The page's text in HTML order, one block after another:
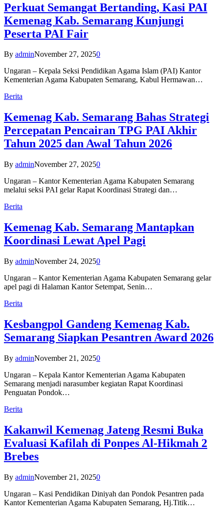
Perkuat Semangat Bertanding, Kasi PAI
Kemenag Kab. Semarang Kunjungi
Peserta PAI Fair
By adminNovember 27, 20250
Ungaran – Kepala Seksi Pendidikan Agama Islam (PAI) Kantor
Kementerian Agama Kabupaten Semarang, Kabul Hermawan…
Berita
Kemenag Kab. Semarang Bahas Strategi
Percepatan Pencairan TPG PAI Akhir
Tahun 2025 dan Awal Tahun 2026
By adminNovember 27, 20250
Ungaran – Kantor Kementerian Agama Kabupaten Semarang
melalui seksi PAI gelar Rapat Koordinasi Strategi dan…
Berita
Kemenag Kab. Semarang Mantapkan
Koordinasi Lewat Apel Pagi
By adminNovember 24, 20250
Ungaran – Kantor Kementerian Agama Kabupaten Semarang gelar
apel pagi di Halaman Kantor Setempat, Senin…
Berita
Kesbangpol Gandeng Kemenag Kab.
Semarang Siapkan Pesantren Award 2026
By adminNovember 21, 20250
Ungaran – Kepala Kantor Kementerian Agama Kabupaten
Semarang menjadi narasumber kegiatan Rapat Koordinasi
Penguatan Pondok…
Berita
Kakanwil Kemenag Jateng Resmi Buka
Evaluasi Kafilah di Ponpes Al-Hikmah 2
Brebes
By adminNovember 21, 20250
Ungaran – Kasi Pendidikan Diniyah dan Pondok Pesantren pada
Kantor Kementerian Agama Kabupaten Semarang, Hj.Titik…